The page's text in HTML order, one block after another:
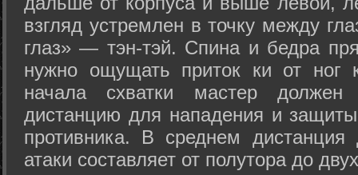
взгляд устремлен в точку между
глаз» — тэн-тэй. Спина и бедра
нужно ощущать приток ки от
начала схватки мастер должен
дистанцию для нападения и
противника. В среднем
атаки составляет от полутора до